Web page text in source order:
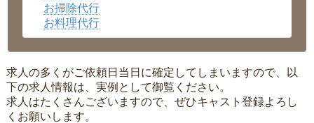
お掃除代行
お料理代行
求人の多くがご依頼日当日に確定してしまいますので、以
下の求人情報は、実例として御覧ください。
求人はたくさんございますので、ぜひキャスト登録よろし
くお願いします。